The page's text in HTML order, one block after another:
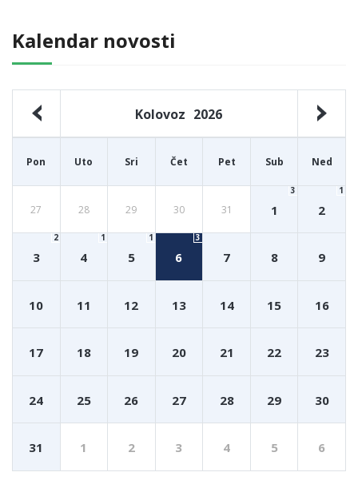
Kalendar novosti
Kolovoz 2026
Pon Uto Sri Čet Pet Sub Ned
27 28 29 30 31 1
3
2
1
3
2
4
1
5
1
6
3
7 8 9
10 11 12 13 14 15 16
17 18 19 20 21 22 23
24 25 26 27 28 29 30
31 1 2 3 4 5 6